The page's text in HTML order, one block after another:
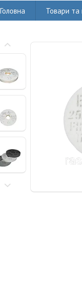
Головна Товари та